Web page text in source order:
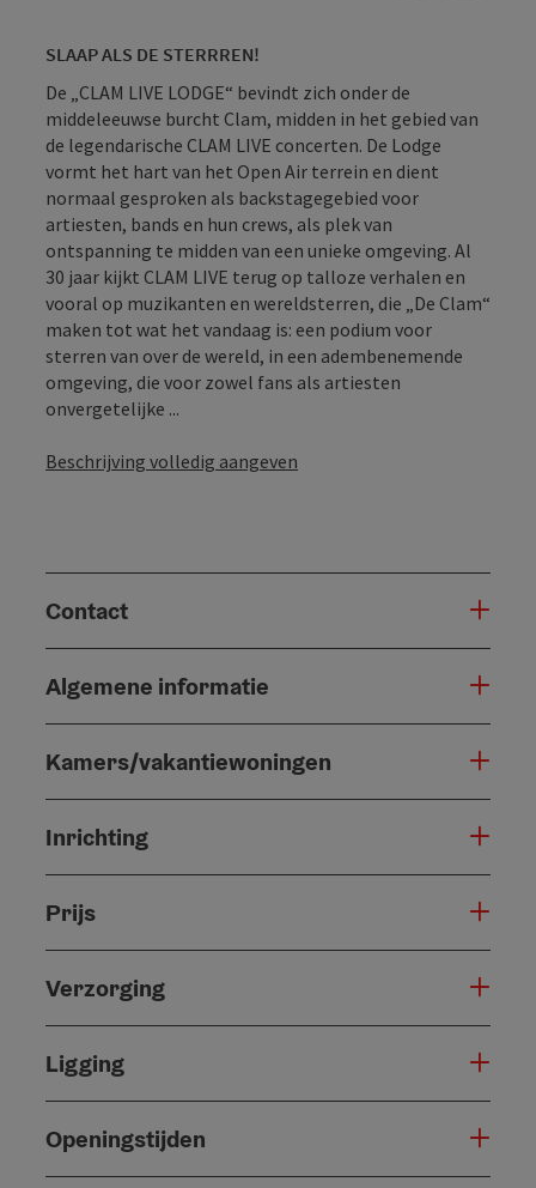
SLAAP ALS DE STERRREN!
De „CLAM LIVE LODGE“ bevindt zich onder de
middeleeuwse burcht Clam, midden in het gebied van
de legendarische CLAM LIVE concerten. De Lodge
vormt het hart van het Open Air terrein en dient
normaal gesproken als backstagegebied voor
artiesten, bands en hun crews, als plek van
ontspanning te midden van een unieke omgeving. Al
30 jaar kijkt CLAM LIVE terug op talloze verhalen en
vooral op muzikanten en wereldsterren, die „De Clam“
maken tot wat het vandaag is: een podium voor
sterren van over de wereld, in een adembenemende
omgeving, die voor zowel fans als artiesten
onvergetelijke ...
Beschrijving volledig aangeven
Contact
Algemene informatie
Kamers/vakantiewoningen
Inrichting
Prijs
Verzorging
Ligging
Openingstijden